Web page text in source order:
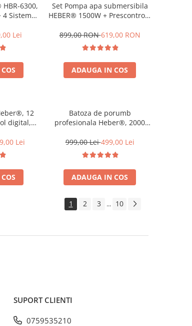
4 Sisteme
Lei
Set Pompa apa submersibila
HEBER® 1500W + Prescontrol (
de expansiune )
899,00 RON619,00 RON
ADAUGA IN COS
12
digital,
WiFi,
Lei
Batoza de porumb
profesionala Heber®, 2000
100%cupru
999,00 Lei499,00 Lei
ADAUGA IN COS
1 2 3 ... 10
SUPORT CLIENTI
0759535210